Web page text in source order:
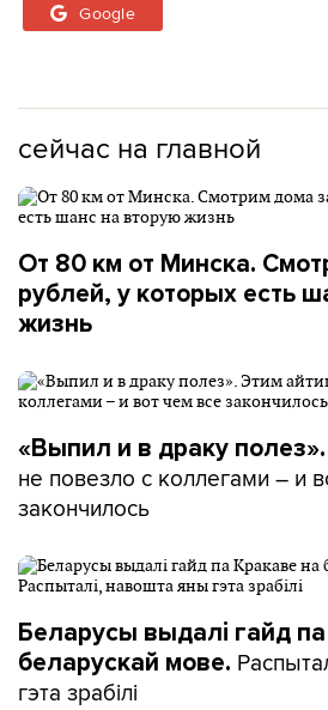
Google
сейчас на главной
От 80 км от Минска.
рублей, у которых есть
жизнь
«Выпил и в драку полез».
не повезло с коллегами – и
закончилось
Беларусы выдалі гайд
беларускай мове.
гэта зрабілі